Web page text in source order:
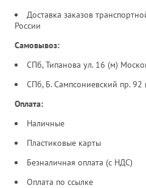
Доставка заказов
России
Самовывоз:
СПб, Типанова ул. 16 (м)
СПб, Б. Сампсониевский пр. 92
Оплата:
Наличные
Пластиковые карты
Безналичная оплата (с НДС)
Оплата по ссылке